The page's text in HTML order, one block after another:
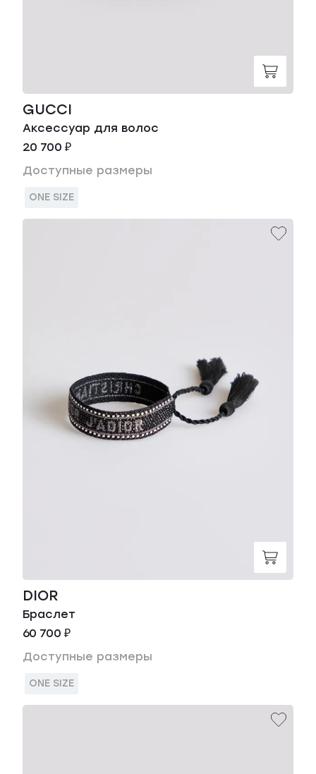
GUCCI
Аксессуар для волос
20 700 ₽
Доступные размеры
ONE SIZE
DIOR
Браслет
60 700 ₽
Доступные размеры
ONE SIZE